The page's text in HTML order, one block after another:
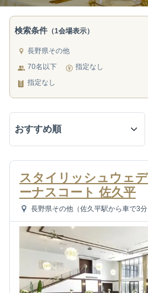
検索条件 （1会場表示）
長野県その他
70名以下
指定なし
指定なし
スタイリッシュウェ
ーナスコート 佐久平
長野県その他（佐久平駅から車で3分